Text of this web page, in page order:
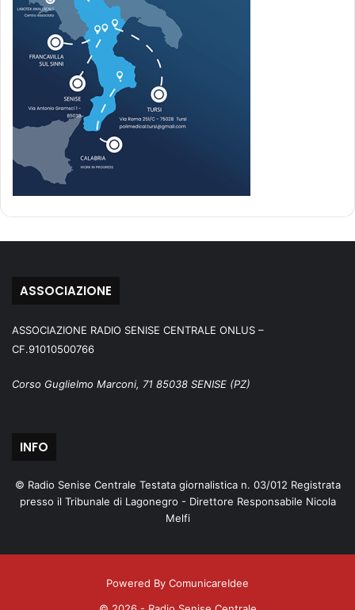
ASSOCIAZIONE
ASSOCIAZIONE RADIO SENISE CENTRALE ONLUS –
CF.91010500766
Corso Guglielmo Marconi, 71 85038 SENISE (PZ)
INFO
© Radio Senise Centrale Testata giornalistica n. 03/012 Registrata
presso il Tribunale di Lagonegro - Direttore Responsabile Nicola
Melfi
Powered By ComunicareIdee